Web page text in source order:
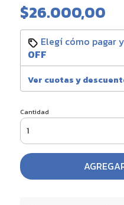
$26.000,00
Elegí cómo pagar
OFF
Ver cuotas y
Cantidad